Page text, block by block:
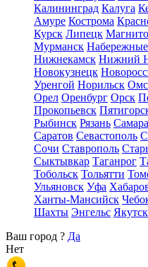
Калининград Калуга
Амуре Кострома
Курск Липецк
Мурманск
Нижнекамск Нижний
Новокузнецк
Уренгой Норильск
Орел Оренбург Орск
Прокопьевск
Рыбинск Рязань Самара
Саратов Севастополь
Сочи Ставрополь
Сыктывкар Таганрог
Тобольск Тольятти
Ульяновск Уфа
Ханты-Мансийск
Шахты Энгельс Якутск
Ваш город ? Да
Нет